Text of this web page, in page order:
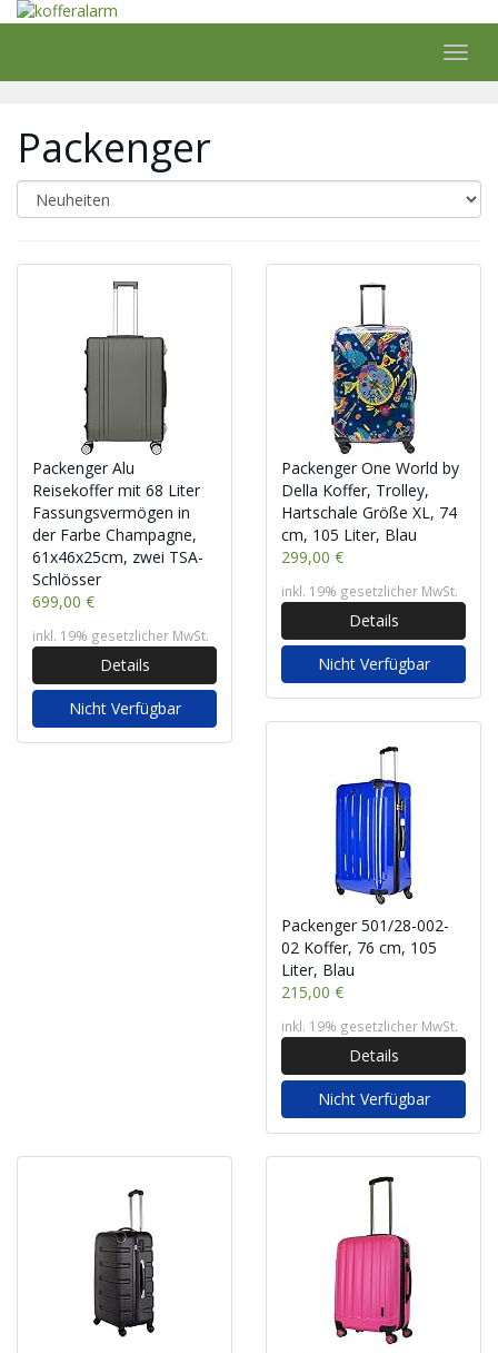
Skip
content
Packenger
Packenger Alu
Reisekoffer mit 68 Liter
Fassungsvermögen in
der Farbe Champagne,
61x46x25cm, zwei TSA-
Schlösser
699,00 €
inkl. 19% gesetzlicher MwSt.
Details
Nicht Verfügbar
Packenger One World by
Della Koffer, Trolley,
Hartschale Größe XL, 74
cm, 105 Liter, Blau
299,00 €
inkl. 19% gesetzlicher MwSt.
Details
Nicht Verfügbar
Packenger 501/28-002-
02 Koffer, 76 cm, 105
Liter, Blau
215,00 €
inkl. 19% gesetzlicher MwSt.
Details
Nicht Verfügbar